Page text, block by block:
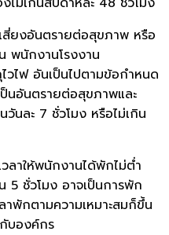
ยงอันตรายต่อสุขภาพ หรือ
พนักงานโรงงาน
ไฟ อันเป็นไปตามข้อกำหนด
นอันตรายต่อสุขภาพและ
นละ 7 ชั่วโมง หรือไม่เกิน
ลาให้พนักงานได้พักไม่ต่ำ
5 ชั่วโมง อาจเป็นการพัก
าพักตามความเหมาะสมก็ขึ้น
บองค์กร